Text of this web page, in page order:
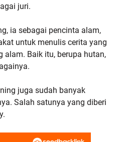
juri.
ia sebagai pencinta alam,
untuk menulis cerita yang
alam. Baik itu, berupa hutan,
juga sudah banyak
Salah satunya yang diberi